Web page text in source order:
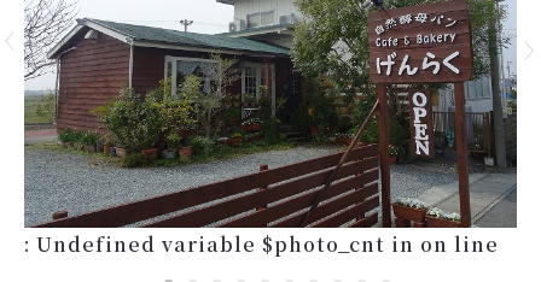
: Undefined variable $photo_cnt in on line